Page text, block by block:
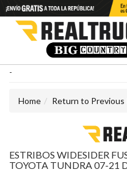
-
Home Return to Previous
ESTRIBOS WIDESIDER
TOYOTA TUNDRA 07-21